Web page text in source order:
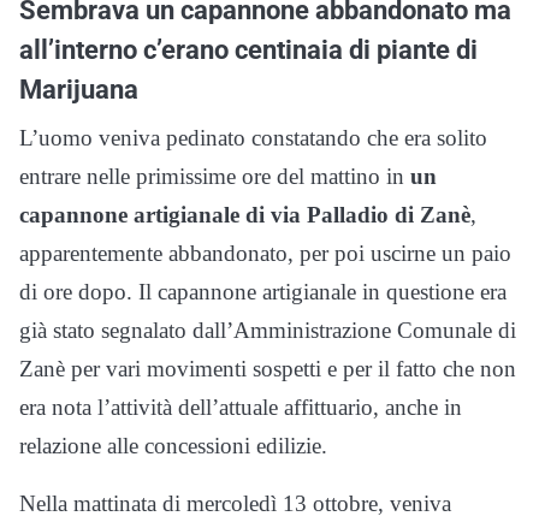
Sembrava un capannone abbandonato ma
all’interno c’erano centinaia di piante di
Marijuana
L’uomo veniva pedinato constatando che era solito
entrare nelle primissime ore del mattino in un
capannone artigianale di via Palladio di Zanè,
apparentemente abbandonato, per poi uscirne un paio
di ore dopo. Il capannone artigianale in questione era
già stato segnalato dall’Amministrazione Comunale di
Zanè per vari movimenti sospetti e per il fatto che non
era nota l’attività dell’attuale affittuario, anche in
relazione alle concessioni edilizie.
Nella mattinata di mercoledì 13 ottobre, veniva